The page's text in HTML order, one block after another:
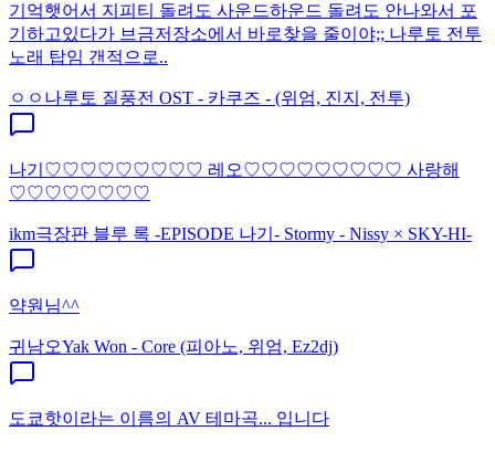
기억햇어서 지피티 돌려도 사운드하운드 돌려도 안나와서 포
기하고있다가 브금저장소에서 바로찾을 줄이야;; 나루토 전투
노래 탑임 갠적으로..
ㅇㅇ 나루토 질풍전 OST - 카쿠즈 - (위엄, 진지, 전투)
나기♡♡♡♡♡♡♡♡♡ 레오♡♡♡♡♡♡♡♡♡ 사랑해
♡♡♡♡♡♡♡♡
ikm극장판 블루 록 -EPISODE 나기- Stormy - Nissy × SKY-HI-
약원님^^
귀남오Yak Won - Core (피아노, 위엄, Ez2dj)
도쿄핫이라는 이름의 AV 테마곡... 입니다